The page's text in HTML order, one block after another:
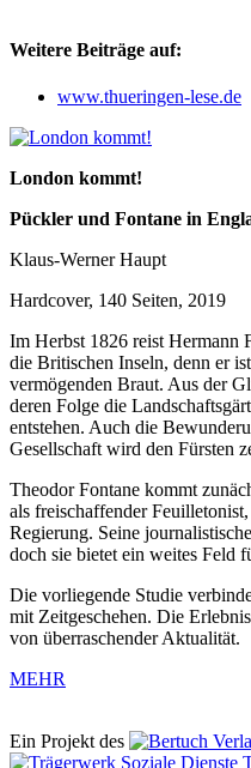
Weitere Beiträge auf:
www.thueringen-lese.de
London kommt!
Pückler und Fontane in
Klaus-Werner Haupt
Hardcover, 140 Seiten, 2019
Im Herbst 1826 reist Hermann
die Britischen Inseln, denn er
vermögenden Braut. Aus der
deren Folge die
entstehen. Auch die
Gesellschaft wird den Fürsten
Theodor Fontane kommt
als freischaffender
Regierung. Seine
doch sie bietet ein weites Feld
Die vorliegende Studie
mit Zeitgeschehen. Die
von überraschender Aktualität.
MEHR
Ein Projekt des